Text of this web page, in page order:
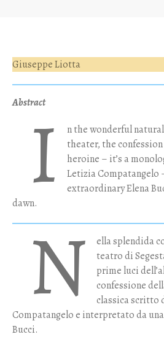
Giuseppe Liotta
Abstract
I
n the wonderful
theater, the
heroine – it’s a
Letizia Compatangelo
extraordinary Elena
dawn.
N
ella splendida
teatro di
prime luci
confessione
classica scritto
Compatangelo e interpretato da
Bucci.